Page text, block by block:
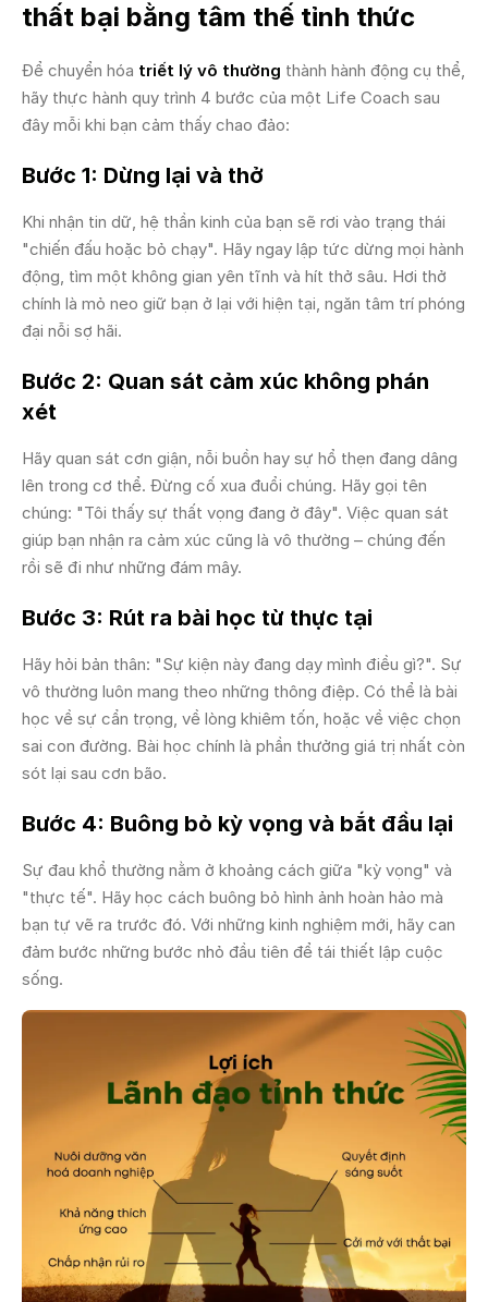
thất bại bằng tâm thế tỉnh thức
Để chuyển hóa triết lý vô thường thành hành động cụ thể,
hãy thực hành quy trình 4 bước của một Life Coach sau
đây mỗi khi bạn cảm thấy chao đảo:
Bước 1: Dừng lại và thở
Khi nhận tin dữ, hệ thần kinh của bạn sẽ rơi vào trạng thái
"chiến đấu hoặc bỏ chạy". Hãy ngay lập tức dừng mọi hành
động, tìm một không gian yên tĩnh và hít thở sâu. Hơi thở
chính là mỏ neo giữ bạn ở lại với hiện tại, ngăn tâm trí phóng
đại nỗi sợ hãi.
Bước 2: Quan sát cảm xúc không phán
xét
Hãy quan sát cơn giận, nỗi buồn hay sự hổ thẹn đang dâng
lên trong cơ thể. Đừng cố xua đuổi chúng. Hãy gọi tên
chúng: "Tôi thấy sự thất vọng đang ở đây". Việc quan sát
giúp bạn nhận ra cảm xúc cũng là vô thường – chúng đến
rồi sẽ đi như những đám mây.
Bước 3: Rút ra bài học từ thực tại
Hãy hỏi bản thân: "Sự kiện này đang dạy mình điều gì?". Sự
vô thường luôn mang theo những thông điệp. Có thể là bài
học về sự cẩn trọng, về lòng khiêm tốn, hoặc về việc chọn
sai con đường. Bài học chính là phần thưởng giá trị nhất còn
sót lại sau cơn bão.
Bước 4: Buông bỏ kỳ vọng và bắt đầu lại
Sự đau khổ thường nằm ở khoảng cách giữa "kỳ vọng" và
"thực tế". Hãy học cách buông bỏ hình ảnh hoàn hảo mà
bạn tự vẽ ra trước đó. Với những kinh nghiệm mới, hãy can
đảm bước những bước nhỏ đầu tiên để tái thiết lập cuộc
sống.